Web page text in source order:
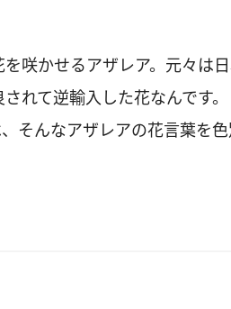
咲かせるアザレア。元々は
れて逆輸入した花なんです
そんなアザレアの花言葉を